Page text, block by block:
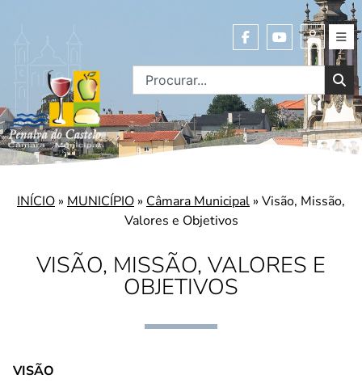
VISÃO, MISSÃO, VALORES E
OBJETIVOS
INÍCIO » MUNICÍPIO » Câmara Municipal » Visão, Missão,
Valores e Objetivos
VISÃO